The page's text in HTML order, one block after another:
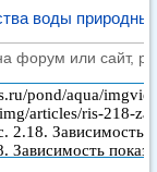
воды
форум или сайт,